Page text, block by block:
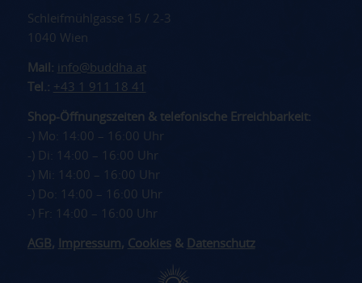
Schleifmühlgasse 15 / 2-3
1040 Wien
Mail: info@buddha.at
Tel.: +43 1 911 18 41
Shop-Öffnungszeiten & telefonische Erreichbarkeit:
-) Mo: 14:00 – 16:00 Uhr
-) Di: 14:00 – 16:00 Uhr
-) Mi: 14:00 – 16:00 Uhr
-) Do: 14:00 – 16:00 Uhr
-) Fr: 14:00 – 16:00 Uhr
AGB , Impressum, Cookies& Datenschutz